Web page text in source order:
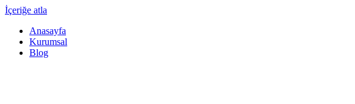
İçeriğe atla
Anasayfa
Kurumsal
Blog